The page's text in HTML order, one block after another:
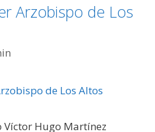
Arzobispo de Los
Hugo Martínez